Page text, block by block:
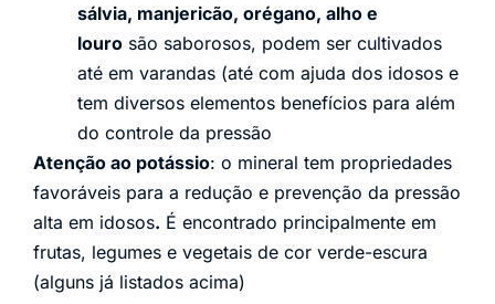
sálvia, manjericão, orégano, alho e
louro são saborosos, podem ser cultivados
até em varandas (até com ajuda dos idosos e
tem diversos elementos benefícios para além
do controle da pressão
Atenção ao potássio: o mineral tem propriedades
favoráveis para a redução e prevenção da pressão
alta em idosos. É encontrado principalmente em
frutas, legumes e vegetais de cor verde-escura
(alguns já listados acima)